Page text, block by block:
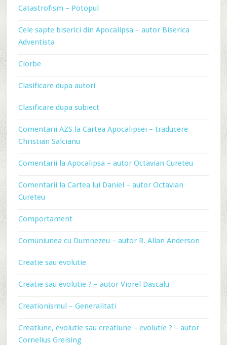
Catastrofism – Potopul
Cele sapte biserici din Apocalipsa – autor Biserica
Adventista
Ciorbe
Clasificare dupa autori
Clasificare dupa subiect
Comentarii AZS la Cartea Apocalipsei – traducere
Christian Salcianu
Comentarii la Apocalipsa – autor Octavian Cureteu
Comentarii la Cartea lui Daniel – autor Octavian
Cureteu
Comportament
Comuniunea cu Dumnezeu – autor R. Allan Anderson
Creatie sau evolutie
Creatie sau evolutie ? – autor Viorel Dascalu
Creationismul – Generalitati
Creatiune, evolutie sau creatiune – evolutie ? – autor
Cornelius Greising